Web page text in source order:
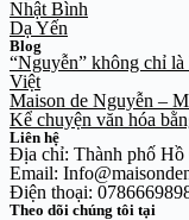
Nhật Bình
Dạ Yến
Blog
“Nguyễn” không chỉ
Việt
Maison de Nguyễn –
Kể chuyện văn hóa
Liên hệ
Địa chỉ: Thành phố
Email:
Điện thoại:
Theo dõi chúng tôi tại